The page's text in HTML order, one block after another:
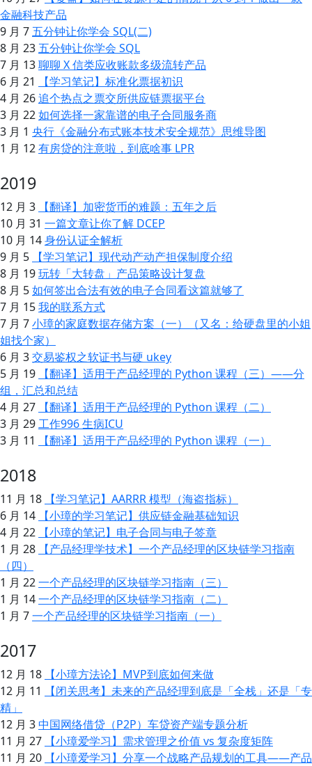
金融科技产品
9 月 7五分钟让你学会 SQL(二)
8 月 23五分钟让你学会 SQL
7 月 13聊聊 X 信类应收账款多级流转产品
6 月 21
【学习笔记】标准化票据初识
4 月 26追个热点之票交所供应链票据平台
3 月 22如何选择一家靠谱的电子合同服务商
3 月 1 央行《金融分布式账本技术安全规范》思维导图
1 月 12有房贷的注意啦，到底啥事 LPR
2019
12 月 3
【翻译】加密货币的难题：五年之后
10 月 31 一篇文章让你了解 DCEP
10 月 14身份认证全解析
9 月 5
【学习笔记】现代动产动产担保制度介绍
8 月 19玩转「大转盘」产品策略设计复盘
8 月 5如何签出合法有效的电子合同看这篇就够了
7 月 15我的联系方式
7 月 7小璋的家庭数据存储方案（一）（又名：给硬盘里的小姐
姐找个家）
6 月 3交易鉴权之软证书与硬 ukey
5 月 19
【翻译】适用于产品经理的 Python 课程（三）——分
组，汇总和总结
4 月 27
【翻译】适用于产品经理的 Python 课程（二）
3 月 29工作996 生病ICU
3 月 11
【翻译】适用于产品经理的 Python 课程（一）
2018
11 月 18
【学习笔记】AARRR 模型（海盗指标）
6 月 14
【小璋的学习笔记】供应链金融基础知识
4 月 22
【小璋的笔记】电子合同与电子签章
1 月 28
【产品经理学技术】一个产品经理的区块链学习指南
（四）
1 月 22一个产品经理的区块链学习指南（三）
1 月 14一个产品经理的区块链学习指南（二）
1 月 7一个产品经理的区块链学习指南（一）
2017
12 月 18
【小璋方法论】MVP到底如何来做
12 月 11
【闭关思考】未来的产品经理到底是「全栈」还是「专
精」
12 月 3中国网络借贷（P2P）车贷资产端专题分析
11 月 27
【小璋爱学习】需求管理之价值 vs 复杂度矩阵
11 月 20
【小璋爱学习】分享一个战略产品规划的工具——产品